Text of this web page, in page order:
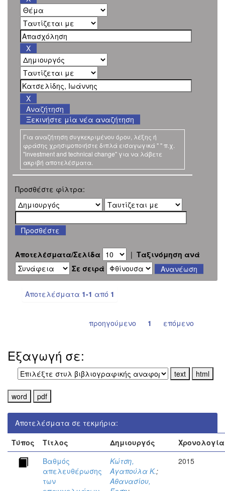
Ξεκινήστε μία νέα αναζήτηση
Για αναζήτηση συγκεκριμένου όρου, λέξης ή
φράσης χρησιμοποιήστε διπλά εισαγωγικά " " π.χ.
"investment and technical change" για να λάβετε
ακριβή αποτελέσματα.
Προσθέστε φίλτρα:
Αποτελέσματα/Σελίδα | Ταξινόμηση ανά
Σε σειρά
Αποτελέσματα 1-1 από 1
προηγούμενο 1 επόμενο
Εξαγωγή σε:
Αποτελέσματα σε τεκμήρια:
Τύπος
Τίτλος Δημιουργός
Χρονολογία
Βαθμός
απελευθέρωσης
των
Κώτση,
Αγαπούλα Κ.;
Αθανασίου,
2015